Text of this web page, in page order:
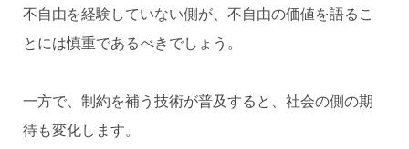
不自由を経験していない側が、不自由の価値を語るこ
とには慎重であるべきでしょう。
一方で、制約を補う技術が普及すると、社会の側の期
待も変化します。